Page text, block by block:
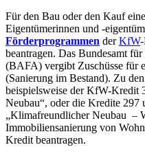
Für den Bau oder den Kauf
Eigentümerinnen und -
Förderprogrammen derKfW
beantragen. Das Bundesamt
(BAFA) vergibt Zuschüsse für
(Sanierung im Bestand). Zu
beispielsweise der KfW-Kredit
Neubau“, oder die Kredite 297
„Klimafreundlicher Neubau –
Immobiliensanierung von
Kredit beantragen.